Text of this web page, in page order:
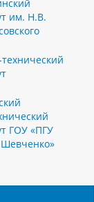
им. Н.В.
ГОУ «ПГУ